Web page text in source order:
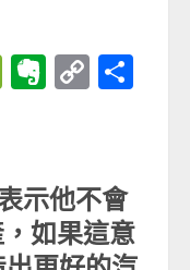
WeChat
Evernote
Copy
示他不會
如果這意